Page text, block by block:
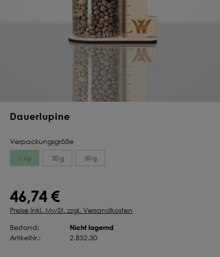
Dauerlupine
Verpackungsgröße
1 kg 20 g 50 g
46,74 €
Preise inkl. MwSt. zzgl. Versandkosten
Bestand:
Nicht lagernd
ArtikelNr.: 2.832.30
Deine Saat-
konfigurieren
QUALITÄT VOM PROFI
INDIVIDUELL FÜR DICH
JETZT KONFIGURIEREN